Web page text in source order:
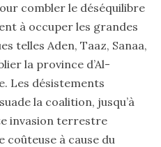
combler le déséquilibre
à occuper les grandes
telles Aden, Taaz, Sanaa,
la province d’Al-
Les désistements
la coalition, jusqu’à
invasion terrestre
coûteuse à cause du